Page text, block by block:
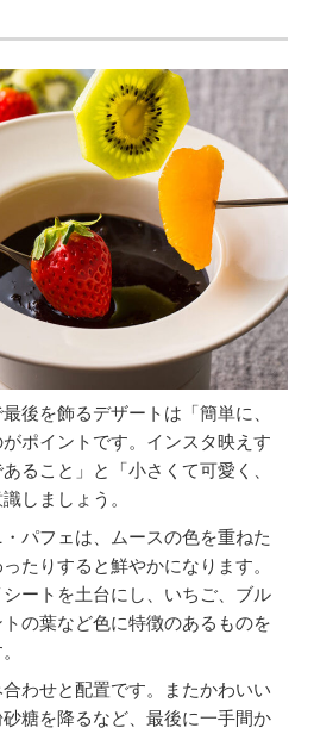
後を飾るデザートは「簡単に、
ポイントです。インスタ映えす
ること」と「小さくて可愛く、
しましょう。
パフェは、ムースの色を重ねた
たりすると鮮やかになります。
ートを土台にし、いちご、ブル
の葉など色に特徴のあるものを
わせと配置です。またかわいい
糖を降るなど、最後に一手間か